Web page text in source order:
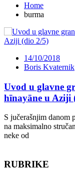
Home
burma
14/10/2018
Boris Kvaternik
Uvod u glavne
hīnayāne u Aziji
S jučerašnjim danom
na maksimalno
neke od
RUBRIKE